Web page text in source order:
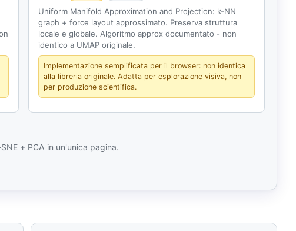
Uniform Manifold Approximation and Projection: k-NN
graph + force layout approssimato. Preserva struttura
locale e globale. Algoritmo approx documentato - non
identico a UMAP originale.
Implementazione semplificata per il browser: non identica
alla libreria originale. Adatta per esplorazione visiva, non
per produzione scientifica.
+ PCA in un'unica pagina.